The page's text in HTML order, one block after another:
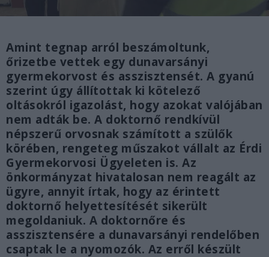
Amint tegnap arról beszámoltunk,
őrizetbe vettek egy dunavarsányi
gyermekorvost és asszisztensét. A gyanú
szerint úgy állítottak ki kötelező
oltásokról igazolást, hogy azokat valójában
nem adták be. A doktornő rendkívül
népszerű orvosnak számított a szülők
körében, rengeteg műszakot vállalt az Érdi
Gyermekorvosi Ügyeleten is. Az
önkormányzat hivatalosan nem reagált az
ügyre, annyit írtak, hogy az érintett
doktornő helyettesítését sikerült
megoldaniuk. A doktornőre és
asszisztensére a dunavarsányi rendelőben
csaptak le a nyomozók. Az erről készült